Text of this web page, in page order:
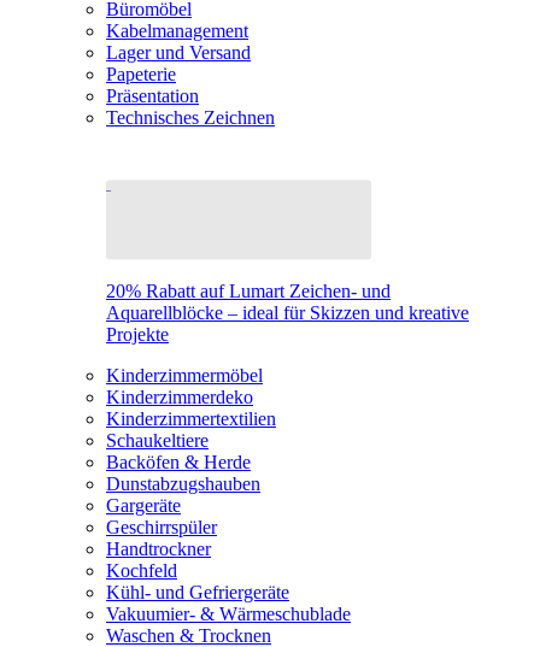
Büromöbel
Kabelmanagement
Lager und Versand
Papeterie
Präsentation
Technisches Zeichnen
20% Rabatt auf Lumart Zeichen- und
Aquarellblöcke – ideal für Skizzen und kreative
Projekte
Kinderzimmermöbel
Kinderzimmerdeko
Kinderzimmertextilien
Schaukeltiere
Backöfen & Herde
Dunstabzugshauben
Gargeräte
Geschirrspüler
Handtrockner
Kochfeld
Kühl- und Gefriergeräte
Vakuumier- & Wärmeschublade
Waschen & Trocknen